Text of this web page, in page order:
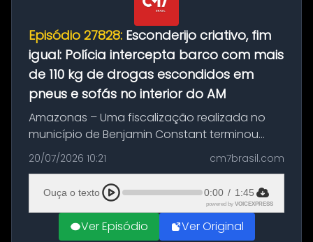
Episódio 27828: Esconderijo criativo, fim
igual: Polícia intercepta barco com mais
de 110 kg de drogas escondidos em
pneus e sofás no interior do AM
Amazonas – Uma fiscalização realizada no
município de Benjamin Constant terminou
com a apreensão de aproximadamente 115
quilos de entorpecentes em uma
embarcação atracada no porto da cidade. O
materia...
20/07/2026 10:21 cm7brasil.com
Ouça o texto 0:00 / 1:45
powered by VOICEXPRESS
Ver Episódio Ver Original